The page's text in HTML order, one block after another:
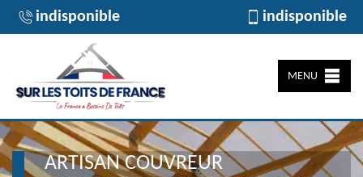
indisponible indisponible
MENU
ARTISAN COUVREUR